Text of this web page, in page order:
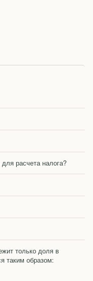
расчета налога?
только доля в
таким образом: